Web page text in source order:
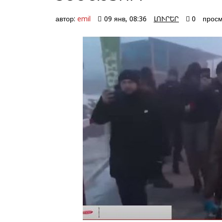
автор: emil 09 янв, 08:36 ԼՈՒՐԵՐ 0